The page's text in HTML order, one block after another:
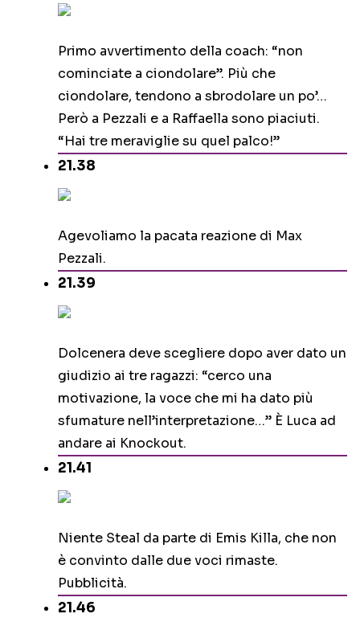
Primo avvertimento della coach: “non
cominciate a ciondolare”. Più che
ciondolare, tendono a sbrodolare un po’…
Però a Pezzali e a Raffaella sono piaciuti.
“Hai tre meraviglie su quel palco!”
21.38
Agevoliamo la pacata reazione di Max
Pezzali.
21.39
Dolcenera deve scegliere dopo aver dato un
giudizio ai tre ragazzi: “cerco una
motivazione, la voce che mi ha dato più
sfumature nell’interpretazione…” È Luca ad
andare ai Knockout.
21.41
Niente Steal da parte di Emis Killa, che non
è convinto dalle due voci rimaste.
Pubblicità.
21.46